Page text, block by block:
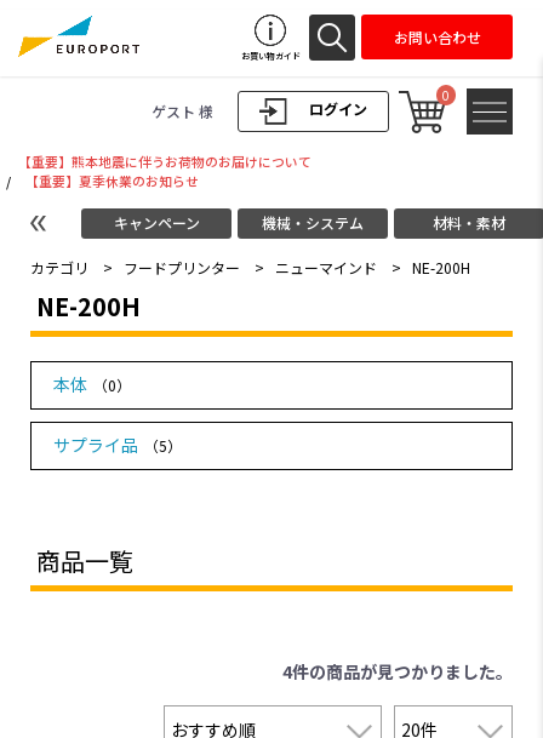
ログイン
ゲスト 様
0
お買い物ガイド
お問い合わせ
【重要】熊本地震に伴うお荷物のお届けについて
/
【重要】夏季休業のお知らせ
キャンペーン 機械・システム 材料・素材
カテゴリ > フードプリンター > ニューマインド > NE-200H
NE-200H
本体 （0）
サプライ品 （5）
商品一覧
4件の商品が見つかりました。